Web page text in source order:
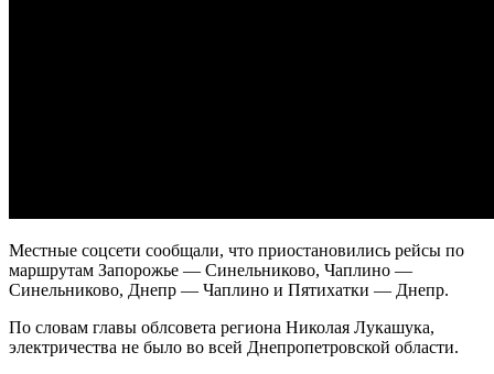
Местные соцсети сообщали, что приостановились рейсы по
маршрутам Запорожье — Синельниково, Чаплино —
Синельниково, Днепр — Чаплино и Пятихатки — Днепр.
По словам главы облсовета региона Николая Лукашука,
электричества не было во всей Днепропетровской области.